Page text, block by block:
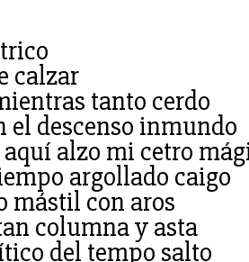
calzar
tanto cerdo
el descenso inmundo
alzo mi cetro
argollado caigo
mástil con aros
columna y asta
del tempo salto